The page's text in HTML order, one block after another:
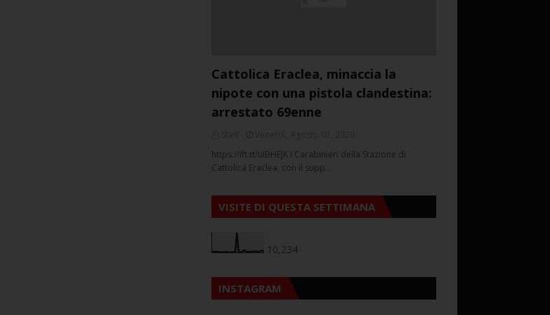
Cattolica Eraclea, minaccia la
nipote con una pistola clandestina:
arrestato 69enne
https://ift.tt/ulBHEJK I Carabinieri della Stazione di
Cattolica Eraclea, con il supp…
VISITE DI QUESTA SETTIMANA
10,234
INSTAGRAM